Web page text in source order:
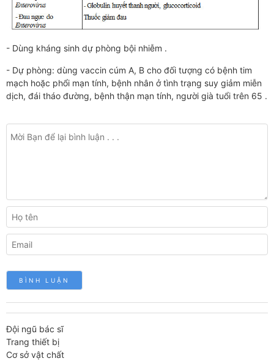
- Dùng kháng sinh dự phòng bội nhiễm .
- Dự phòng: dùng vaccin cúm A, B cho đối tượng có bệnh tim
mạch hoặc phổi mạn tính, bệnh nhân ở tình trạng suy giảm miễn
dịch, đái tháo đường, bệnh thận mạn tính, người già tuổi trên 65 .
Đội ngũ bác sĩ
Trang thiết bị
Cơ sở vật chất